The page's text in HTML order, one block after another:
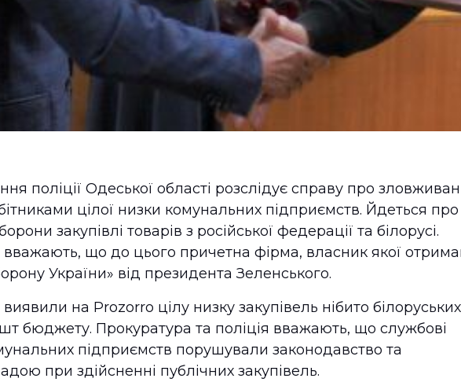
поліції Одеської області розслідує справу про
цілої низки комунальних підприємств. Йдеться про
закупівлі товарів з російської федерації та білорусі.
вважають, що до цього причетна фірма, власник якої
України» від президента Зеленського.
на Prozorro цілу низку закупівель нібито білоруських
бюджету. Прокуратура та поліція вважають, що службові
підприємств порушували законодавство та
при здійсненні публічних закупівель.